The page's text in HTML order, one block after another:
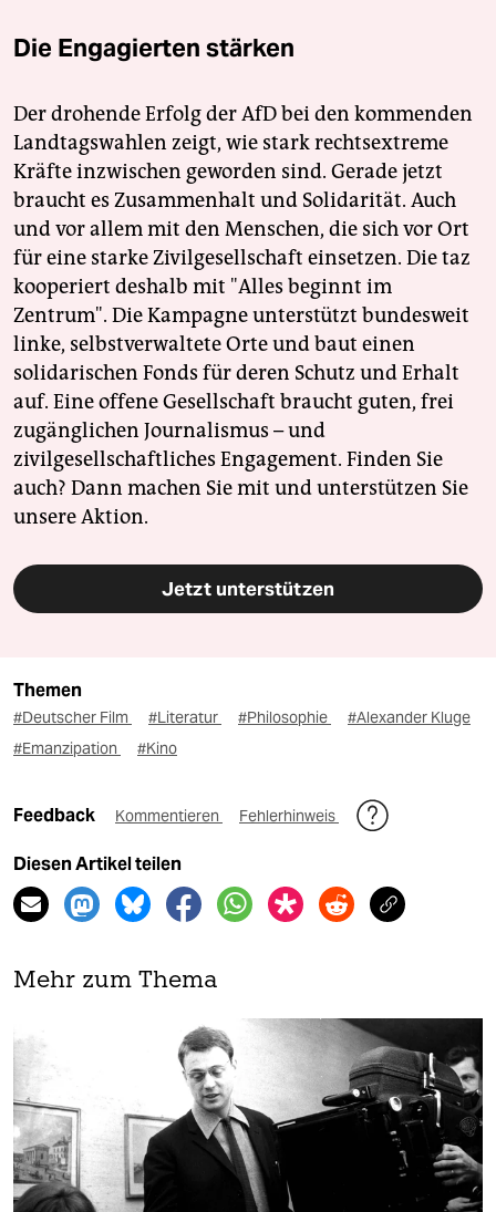
Die Engagierten stärken
Der drohende Erfolg der AfD bei den kommenden
Landtagswahlen zeigt, wie stark rechtsextreme
Kräfte inzwischen geworden sind. Gerade jetzt
braucht es Zusammenhalt und Solidarität. Auch
und vor allem mit den Menschen, die sich vor Ort
für eine starke Zivilgesellschaft einsetzen. Die taz
kooperiert deshalb mit "Alles beginnt im
Zentrum". Die Kampagne unterstützt bundesweit
linke, selbstverwaltete Orte und baut einen
solidarischen Fonds für deren Schutz und Erhalt
auf. Eine offene Gesellschaft braucht guten, frei
zugänglichen Journalismus – und
zivilgesellschaftliches Engagement. Finden Sie
auch? Dann machen Sie mit und unterstützen Sie
unsere Aktion.
Jetzt unterstützen
Themen
#Deutscher Film #Literatur #Philosophie
#Alexander Kluge
#Emanzipation
#Kino
Feedback Kommentieren Fehlerhinweis
Diesen Artikel teilen
Mehr zum Thema